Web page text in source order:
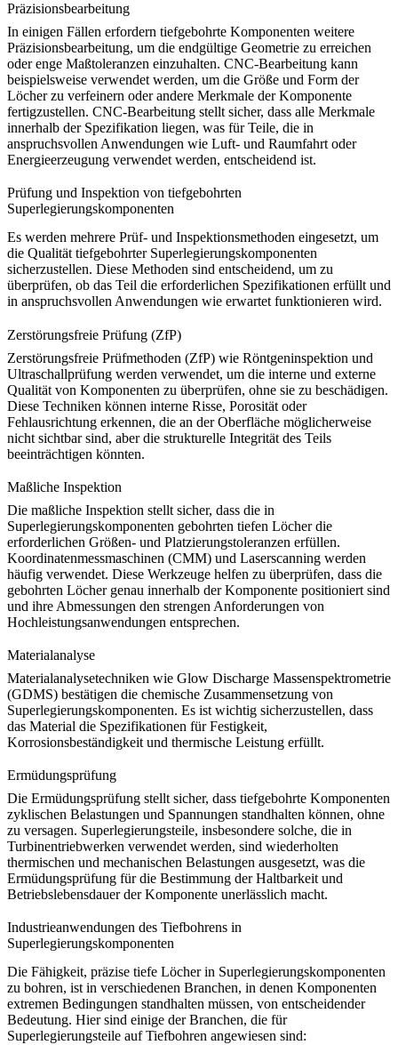
Präzisionsbearbeitung
In einigen Fällen erfordern tiefgebohrte Komponenten weitere
Präzisionsbearbeitung, um die endgültige Geometrie zu erreichen
oder enge Maßtoleranzen einzuhalten. CNC-Bearbeitung kann
beispielsweise verwendet werden, um die Größe und Form der
Löcher zu verfeinern oder andere Merkmale der Komponente
fertigzustellen. CNC-Bearbeitung stellt sicher, dass alle Merkmale
innerhalb der Spezifikation liegen, was für Teile, die in
anspruchsvollen Anwendungen wie Luft- und Raumfahrt oder
Energieerzeugung verwendet werden, entscheidend ist.
Prüfung und Inspektion von tiefgebohrten
Superlegierungskomponenten
Es werden mehrere Prüf- und Inspektionsmethoden eingesetzt, um
die Qualität tiefgebohrter Superlegierungskomponenten
sicherzustellen. Diese Methoden sind entscheidend, um zu
überprüfen, ob das Teil die erforderlichen Spezifikationen erfüllt und
in anspruchsvollen Anwendungen wie erwartet funktionieren wird.
Zerstörungsfreie Prüfung (ZfP)
Zerstörungsfreie Prüfmethoden (ZfP) wie Röntgeninspektion und
Ultraschallprüfung werden verwendet, um die interne und externe
Qualität von Komponenten zu überprüfen, ohne sie zu beschädigen.
Diese Techniken können interne Risse, Porosität oder
Fehlausrichtung erkennen, die an der Oberfläche möglicherweise
nicht sichtbar sind, aber die strukturelle Integrität des Teils
beeinträchtigen könnten.
Maßliche Inspektion
Die maßliche Inspektion stellt sicher, dass die in
Superlegierungskomponenten gebohrten tiefen Löcher die
erforderlichen Größen- und Platzierungstoleranzen erfüllen.
Koordinatenmessmaschinen (CMM) und Laserscanning werden
häufig verwendet. Diese Werkzeuge helfen zu überprüfen, dass die
gebohrten Löcher genau innerhalb der Komponente positioniert sind
und ihre Abmessungen den strengen Anforderungen von
Hochleistungsanwendungen entsprechen.
Materialanalyse
Materialanalysetechniken wie Glow Discharge Massenspektrometrie
(GDMS) bestätigen die chemische Zusammensetzung von
Superlegierungskomponenten. Es ist wichtig sicherzustellen, dass
das Material die Spezifikationen für Festigkeit,
Korrosionsbeständigkeit und thermische Leistung erfüllt.
Ermüdungsprüfung
Die Ermüdungsprüfung stellt sicher, dass tiefgebohrte Komponenten
zyklischen Belastungen und Spannungen standhalten können, ohne
zu versagen. Superlegierungsteile, insbesondere solche, die in
Turbinentriebwerken verwendet werden, sind wiederholten
thermischen und mechanischen Belastungen ausgesetzt, was die
Ermüdungsprüfung für die Bestimmung der Haltbarkeit und
Betriebslebensdauer der Komponente unerlässlich macht.
Industrieanwendungen des Tiefbohrens in
Superlegierungskomponenten
Die Fähigkeit, präzise tiefe Löcher in Superlegierungskomponenten
zu bohren, ist in verschiedenen Branchen, in denen Komponenten
extremen Bedingungen standhalten müssen, von entscheidender
Bedeutung. Hier sind einige der Branchen, die für
Superlegierungsteile auf Tiefbohren angewiesen sind: